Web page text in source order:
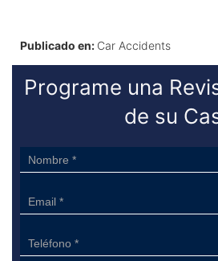
Publicado en: Car Accidents
Programe una
de su
Sidebar
Form